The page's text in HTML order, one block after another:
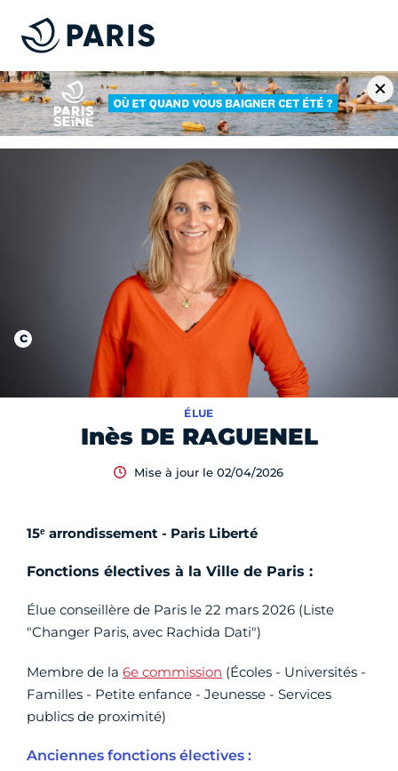
Inès DE RAGUENEL
ÉLUE
Mise à jour le 02/04/2026
15ᵉ arrondissement - Paris Liberté
Fonctions électives à la Ville de Paris :
Élue conseillère de Paris le 22 mars 2026 (Liste
"Changer Paris, avec Rachida Dati")
Membre de la 6e commission (Écoles - Universités -
Familles - Petite enfance - Jeunesse - Services
publics de proximité)
Anciennes fonctions électives :